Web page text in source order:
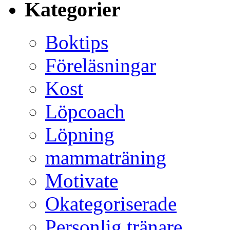
Kategorier
Boktips
Föreläsningar
Kost
Löpcoach
Löpning
mammaträning
Motivate
Okategoriserade